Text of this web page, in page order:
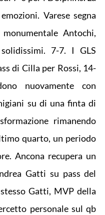
Varese segna
Antochi,
7-7. I GLS
di Cilla per Rossi, 14-
nuovamente con
su di una finta di
rimanendo
quarto, un periodo
Ancona recupera un
Gatti su pass del
Gatti, MVP della
personale sul qb